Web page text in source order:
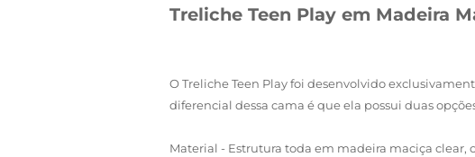
Treliche Teen Play em Madeira
O Treliche Teen Play foi desenvolvido
diferencial dessa cama é que ela possui duas
Material - Estrutura toda em madeira maciça clear,